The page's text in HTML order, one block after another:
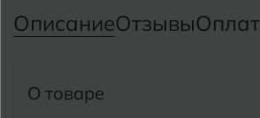
ОписаниеОтзывы
О товаре
Ижевск